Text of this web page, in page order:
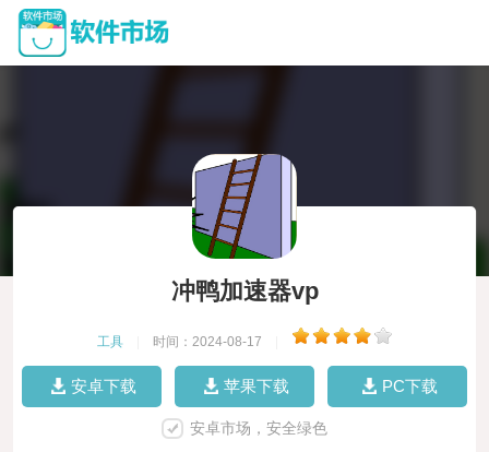
冲鸭加速器vp
工具 时间：2024-08-17
安卓下载 苹果下载 PC下载
安卓市场，安全绿色